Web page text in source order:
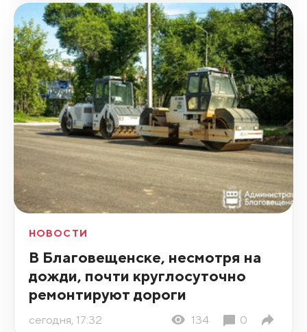
НОВОСТИ
В Благовещенске, несмотря на
дожди, почти круглосуточно
ремонтируют дороги
сегодня, 17:32 134 0